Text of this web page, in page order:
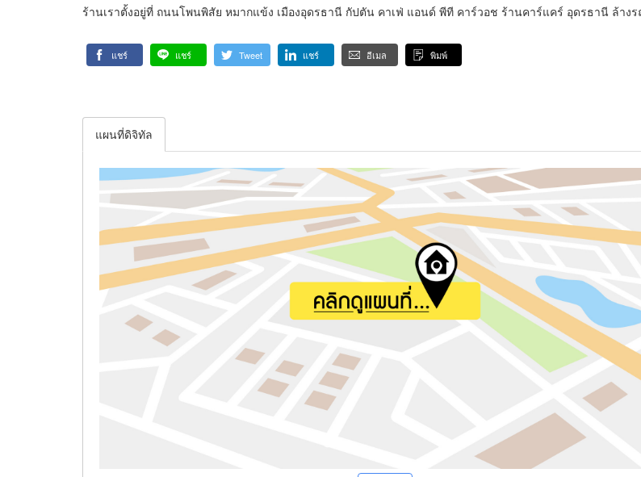
ร้านเราตั้งอยู่ที่ ถนนโพนพิสัย หมากแข้ง เมืองอุดรธานี กัปตัน คาเฟ่ แอนด์ พีที คาร์วอช ร้านคาร์แคร์ อุดรธานี ล้างร
แชร์ แชร์ Tweet แชร์ อีเมล พิมพ์
แผนที่ดิจิทัล